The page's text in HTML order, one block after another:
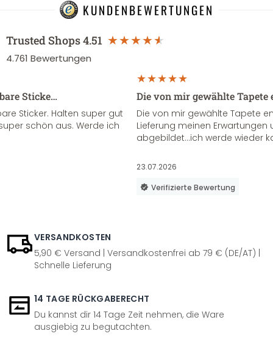
KUNDENBEWERTUNGEN
Trusted Shops4.51
4.761 Bewertungen
Sticke…
Sticker. Halten super gut
schön aus. Werde ich
Die von mir gewählte
Die von mir gewählte Tapete
Lieferung meinen Erwartungen
abgebildet...ich werde wieder
23.07.2026
Verifizierte Bewertung
VERSANDKOSTEN
5,90 € Versand | Versandkostenfrei ab 79 € (DE/AT) |
Schnelle Lieferung
14 TAGE RÜCKGABERECHT
Du kannst dir 14 Tage Zeit nehmen, die Ware
ausgiebig zu begutachten.